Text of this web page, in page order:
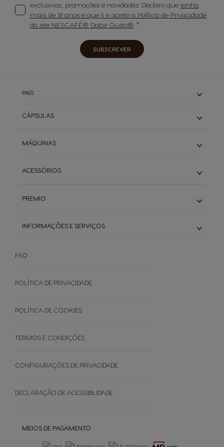
exclusivas, promoções e novidades. Declaro que tenho
mais de 18 anos e que li e aceito a Política de Privacidade
do site NESCAFÉ® Dolce Gusto®
SUBSCREVER
PAÍS
CÁPSULAS
Cafés Longos
Descafeinados
Buondi & Sical
NEO Todas as variedades
NEO Lungos e Americanos
MÁQUINAS
Infinissima
Mini Me
ACESSÓRIOS
PREMIO
Introduza códigos
Como funciona
EVENTOS
Black Friday
INFORMAÇÕES E SERVIÇOS
Manuais De Utilizador
Garantias
Promoções
SOBRE
Cápsulas Castanhas
MEIOS DE PAGAMENTO
FAQ
POLÍTICA DE PRIVACIDADE
POLÍTICA DE COOKIES
TERMOS E CONDIÇÕES
CONFIGURAÇÕES DE PRIVACIDADE
DECLARAÇÃO DE ACESSIBILIDADE